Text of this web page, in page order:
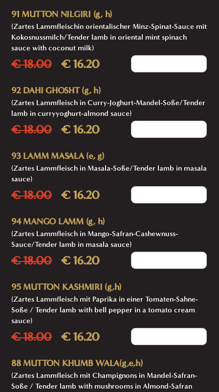
91 MUTTON NILGIRI (g, h)
(Zartes Lammfleischin orientalischer Minz-Spinat-Sauce mit
Kokosnussmilch/Tender lamb in oriental mint spinach
sauce with coconut milk)
€ 18.00 € 16.20
92 DAHI GHOSHT (g, h)
(Zartes Lammfleisch in Curry-Joghurt-Mandel-Soße/Tender
lamb in curryyoghurt-almond sauce)
€ 18.00 € 16.20
93 LAMM MASALA (e, g)
(Zartes Lammfleisch in Masala-Soße/Tender lamb in masala
sauce)
€ 18.00 € 16.20
94 MANGO LAMM (g, h)
(Zartes Lammfleisch in Mango-Safran-Cashewnuss-
Sauce/Tender lamb in masala sauce)
€ 18.00 € 16.20
95 MUTTON KASHMIRI (g,h)
(Zartes Lammfleisch mit Paprika in einer Tomaten-Sahne-
Soße / Tender lamb with bell pepper in a tomato cream
sauce)
€ 18.00 € 16.20
88 MUTTON KHUMB WALA(g,e,h)
(Zartes Lammfleisch mit Champignons in Mandel-Safran-
Soße / Tender lamb with mushrooms in Almond-Safran